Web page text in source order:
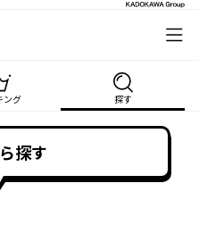
ング 探す
探す